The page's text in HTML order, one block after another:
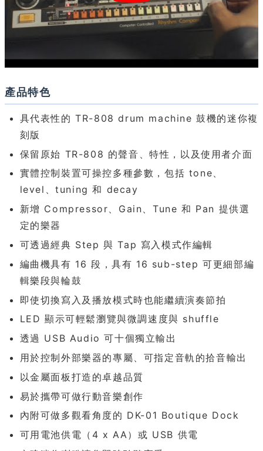
產品特色
具代表性的 TR-808 drum machine 鼓機的迷你複
刻版
保留原始 TR-808 的聲音、特性，以及使用者介面
實體控制裝置可操控多種參數，包括 tone、
level、tuning 和 decay
新增 Compressor、Gain、Tune 和 Pan 提供選
定的樂器
可透過經典 Step 與 Tap 寫入模式作編輯
編曲機具有 16 段，具有 16 sub-step 可更細部編
輯樂段與輪鼓
即使切換寫入及播放模式時也能繼續演奏節拍
LED 顯示可輕鬆瀏覽與微調速度與 shuffle
透過 USB Audio 可十個獨立輸出
用於控制外部樂器的專屬、可指定音軌的拾音輸出
以金屬面板打造的卓越品質
易於攜帶可做行動音樂創作
內附可做多觀看角度的 DK-01 Boutique Dock
可用電池供電（4 x AA）或 USB 供電